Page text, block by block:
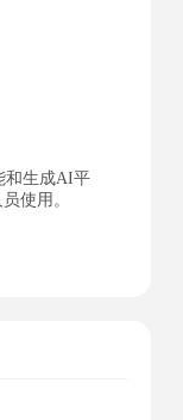
和生成AI平
使用。